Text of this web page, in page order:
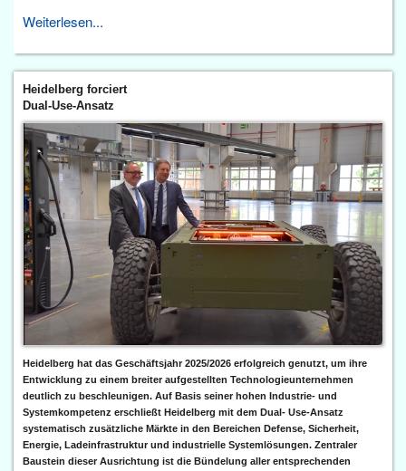
Weiterlesen...
Heidelberg forciert
Dual-Use-Ansatz
Heidelberg hat das Geschäftsjahr 2025/2026 erfolgreich genutzt, um ihre
Entwicklung zu einem breiter aufgestellten Technologieunternehmen
deutlich zu beschleunigen. Auf Basis seiner hohen Industrie- und
Systemkompetenz erschließt Heidelberg mit dem Dual- Use-Ansatz
systematisch zusätzliche Märkte in den Bereichen Defense, Sicherheit,
Energie, Ladeinfrastruktur und industrielle Systemlösungen. Zentraler
Baustein dieser Ausrichtung ist die Bündelung aller entsprechenden